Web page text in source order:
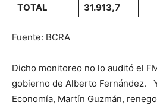
TOTAL
31.913,7
Fuente: BCRA
Dicho monitoreo no lo auditó el
gobierno de Alberto Fernández.
Economía, Martín Guzmán,